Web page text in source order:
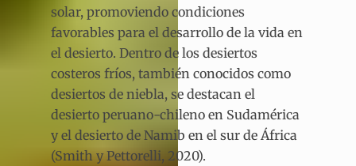
solar, promoviendo condiciones
favorables para el desarrollo de la vida en
el desierto. Dentro de los desiertos
costeros fríos, también conocidos como
desiertos de niebla, se destacan el
desierto peruano-chileno en Sudamérica
y el desierto de Namib en el sur de África
(Smith y Pettorelli, 2020).